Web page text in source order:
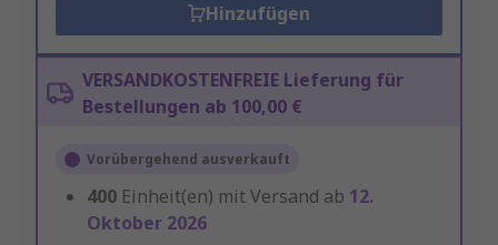
Hinzufügen
VERSANDKOSTENFREIE Lieferung für
Bestellungen ab 100,00 €
Vorübergehend ausverkauft
400 Einheit(en) mit Versand ab 12.
Oktober 2026